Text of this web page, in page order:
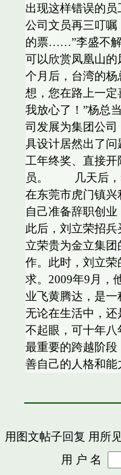
出现这样错误的
公司文员再三叮
的票……”李盛不解
可以欣赏凤凰山
个月后，台湾的
想，您在路上一
我放心了！”杨总
司发展为集团公
具设计居然出了
工年终奖、直接
员。 几天后，李
在东莞市虎门镇
自己准备辞职创
此后，刘立荣招
立荣贵为金立集
作。此时，刘立
求。2009年9月
业飞黄腾达，是
无论在生活中，
不起眼，可十年
最重要的跨越阶
善自己的人格和能
用图文帖子回复 用所
用 户 名